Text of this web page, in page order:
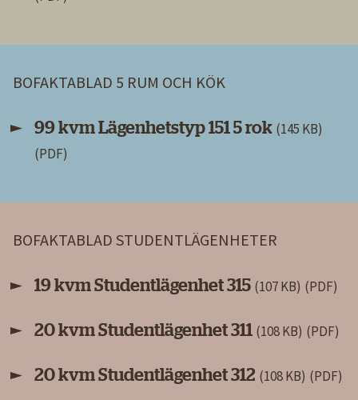
BOFAKTABLAD 5 RUM OCH KÖK
99 kvm Lägenhetstyp 151 5 rok (145 KB)
BOFAKTABLAD STUDENTLÄGENHETER
19 kvm Studentlägenhet 315 (107 KB)
20 kvm Studentlägenhet 311 (108 KB)
20 kvm Studentlägenhet 312 (108 KB)